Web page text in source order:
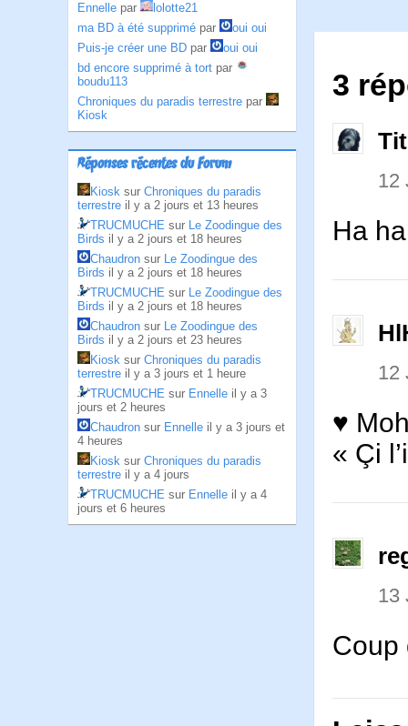
Ennelle par
lolotte21
ma BD à été supprimé par
oui oui
Puis-je créer une BD par
oui oui
bd encore supprimé à tort par
boudu113
Chroniques du paradis terrestre par
Kiosk
Réponses récentes du Forum
Kiosk sur Chroniques du paradis
terrestre il y a 2 jours et 13 heures
TRUCMUCHE sur Le Zoodingue des
Birds il y a 2 jours et 18 heures
Chaudron sur Le Zoodingue des
Birds il y a 2 jours et 18 heures
TRUCMUCHE sur Le Zoodingue des
Birds il y a 2 jours et 18 heures
Chaudron sur Le Zoodingue des
Birds il y a 2 jours et 23 heures
Kiosk sur Chroniques du paradis
terrestre il y a 3 jours et 1 heure
TRUCMUCHE sur Ennelle il y a 3
jours et 2 heures
Chaudron sur Ennelle il y a 3 jours et
4 heures
Kiosk sur Chroniques du paradis
terrestre il y a 4 jours
TRUCMUCHE sur Ennelle il y a 4
jours et 6 heures
3
12
Ha
12
♥
« Çi
13
Coup